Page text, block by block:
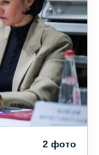
2 фото